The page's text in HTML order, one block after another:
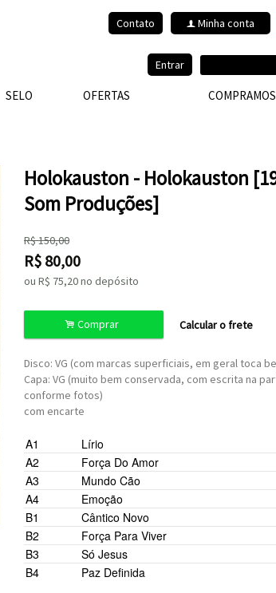
Contato f Minha conta
Entrar
SELO OFERTAS
Holokauston - Holokauston
Som Produções]
R$150,00
R$ 80,00
ou R$ 75,20no depósito
. Comprar Calcular o frete
Disco: VG (com marcas superficiais, em geral toca
Capa: VG (muito bem conservada, com escrita na
conforme fotos)
com encarte
A1
Lírio
A2
Força Do Amor
A3
Mundo Cão
A4
Emoção
B1
Cântico Novo
B2
Força Para Viver
B3
Só Jesus
B4
Paz Definida